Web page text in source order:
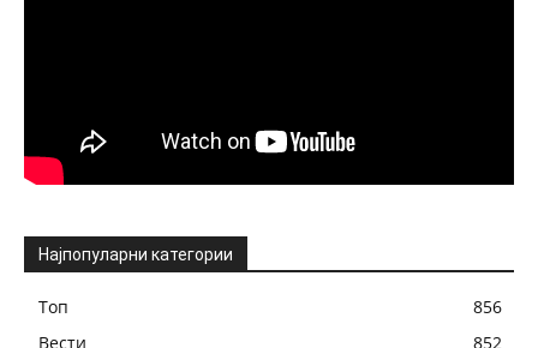
Најпопуларни категории
Топ
856
Вести
852